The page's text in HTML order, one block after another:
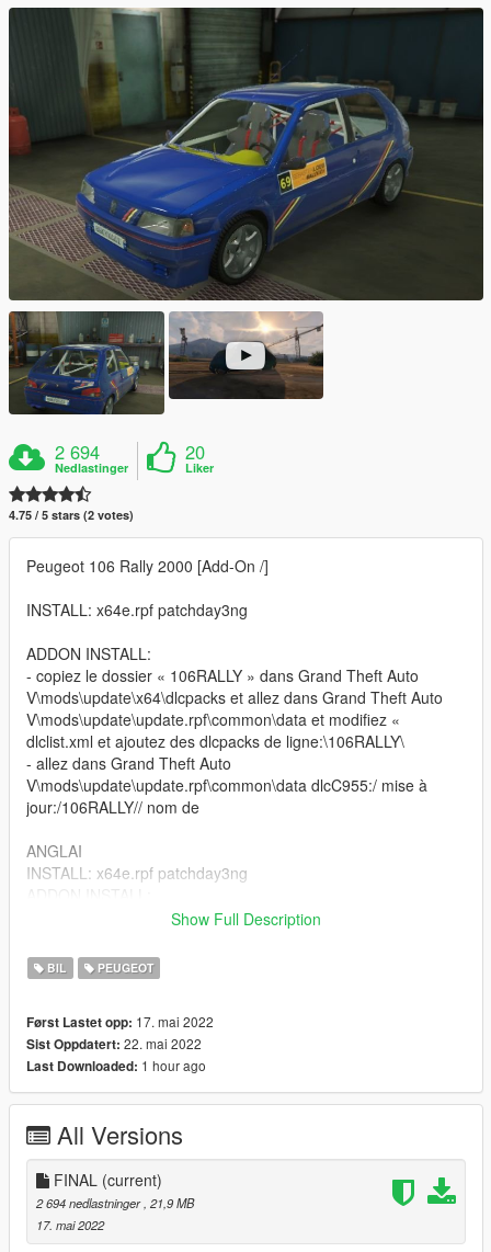
2 694
Nedlastinger
20
Liker
4.75 / 5 stars (2 votes)
Peugeot 106 Rally 2000 [Add-On /]
INSTALL: x64e.rpf patchday3ng
ADDON INSTALL:
- copiez le dossier « 106RALLY » dans Grand Theft Auto
V\mods\update\x64\dlcpacks et allez dans Grand Theft Auto
V\mods\update\update.rpf\common\data et modifiez «
dlclist.xml et ajoutez des dlcpacks de ligne:\106RALLY\
- allez dans Grand Theft Auto
V\mods\update\update.rpf\common\data dlcC955:/ mise à
jour:/106RALLY// nom de
ANGLAI
INSTALL: x64e.rpf patchday3ng
- copy the folder "106RALLY" in Grand Theft Auto
Vmodsupdateupdate.rpfcommondata and edit "dlclist.xml and
add line dlcpacks:106RALLY
dlcC955:/ update:/106RALLY// name of
ANGLAI INSTALLATION
frai: --------------------------------------------------------------------------
CHANGELOG / CARACTÉRISTIQUES
--------------------------------------------------------------------------------
----------------------------------------------------------------- V1.0 -
Saleté - Volant mobile - Feux de travail - Collision
personnalisée - Cadrans de travail (mais pas précis) -Impact
de balle sur la carrosserie -Verre cassable -Plaques
Show Full Description
BIL PEUGEOT
Først Lastet opp: 17. mai 2022
Sist Oppdatert: 22. mai 2022
Last Downloaded: 1 hour ago
All Versions
FINAL (current)
2 694 nedlastninger , 21,9 MB
17. mai 2022